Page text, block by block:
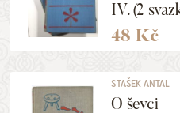
IV. (2
48 Kč
STAŠEK ANTAL
O ševci